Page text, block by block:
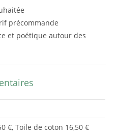
précommande
et poétique autour des
€, Toile de coton 16,50 €